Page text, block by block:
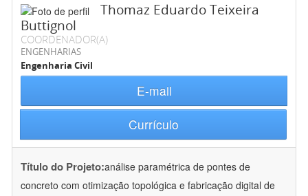
Thomaz Eduardo Teixeira
Buttignol
COORDENADOR(A)
ENGENHARIAS
Engenharia Civil
E-mail
Currículo
Título do Projeto:análise paramétrica de pontes de
concreto com otimização topológica e fabricação digital de